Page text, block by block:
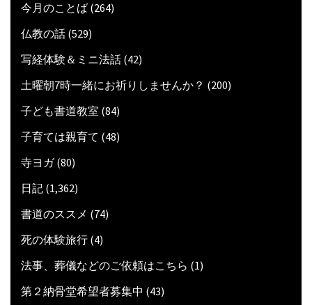
今月のことば (264)
仏教の話 (529)
写経体験＆ミニ法話 (42)
土曜朝7時一緒にお祈りしませんか？ (200)
子ども書道教室 (84)
子育ては親育て (48)
寺ヨガ(80)
日記 (1,362)
書道のススメ (74)
死の体験旅行 (4)
法事、葬儀などのご依頼はこちら (1)
第２納骨堂希望者募集中 (43)